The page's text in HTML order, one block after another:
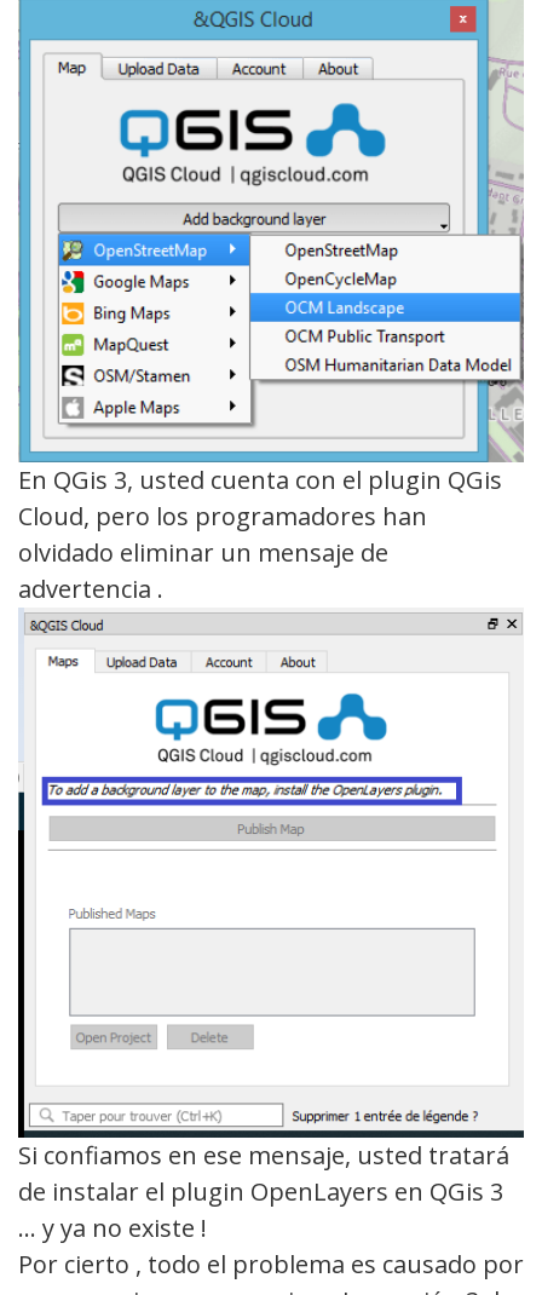
En QGis 3, usted cuenta con el plugin QGis
Cloud, pero los programadores han
olvidado eliminar un mensaje de
advertencia .
Si confiamos en ese mensaje, usted tratará
de instalar el plugin OpenLayers en QGis 3
… y ya no existe !
Por cierto , todo el problema es causado por